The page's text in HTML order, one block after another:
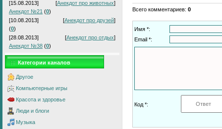
[15.08.2013]
[Анекдот про животных]
Анекдот №21 (0)
[10.08.2013]
[Анекдот про друзей]
(0)
[28.08.2013]
[Анекдот про отдых]
Анекдот №38 (0)
Категории каналов
Другое
Компьютерные игры
Красота и здоровье
Люди и блоги
Музыка
Всего комментариев: 0
Имя *:
Email *:
Код *: